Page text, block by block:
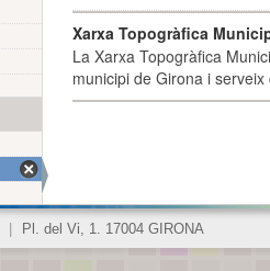
Xarxa Topogràfica
La Xarxa Topogràfica
municipi de Girona i
Pl. del Vi, 1. 17004 GIRONA